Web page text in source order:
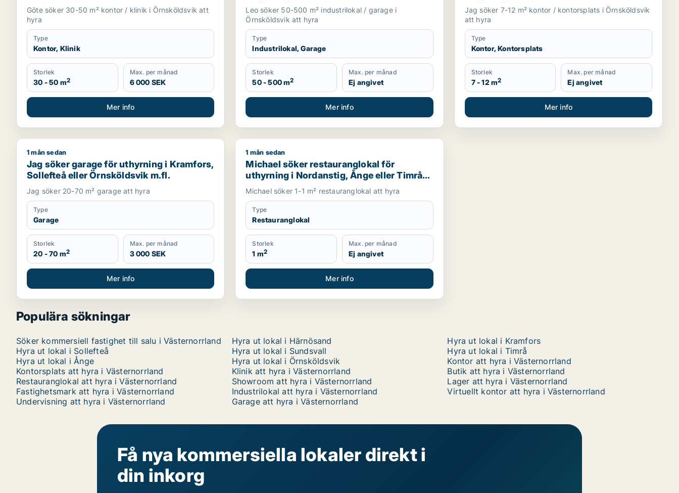
Göte söker 30-50 m² kontor / klinik i Örnsköldsvik att
hyra
Type
Kontor, Klinik
Storlek
30 - 50 m2
Max. per månad
6 000 SEK
Mer info
Leo söker 50-500 m² industrilokal / garage i
Örnsköldsvik att hyra
Type
Industrilokal, Garage
Storlek
50 - 500 m2
Max. per månad
Ej angivet
Mer info
Jag söker 7-12 m² kontor / kontorsplats i Örnsköldsvik
att hyra
Type
Kontor, Kontorsplats
Storlek
7 - 12 m2
Max. per månad
Ej angivet
Mer info
Jag söker garage för uthyrning i Kramfors, Sollefteå eller Örnsköldsvik m.fl.
1 mån sedan
Jag söker garage för uthyrning i Kramfors,
Sollefteå eller Örnsköldsvik m.fl.
Jag söker 20-70 m² garage att hyra
Type
Garage
Storlek
20 - 70 m2
Max. per månad
3 000 SEK
Mer info
Michael söker restauranglokal för uthyrning i Nordanstig, Ånge eller Timrå m.fl.
1 mån sedan
Michael söker restauranglokal för
uthyrning i Nordanstig, Ånge eller Timrå
m.fl.
Michael söker 1-1 m² restauranglokal att hyra
Type
Restauranglokal
Storlek
1 m2
Max. per månad
Ej angivet
Mer info
Populära sökningar
Söker kommersiell fastighet till salu i Västernorrland Hyra ut lokal i Härnösand
Hyra ut lokal i Kramfors
Hyra ut lokal i Sollefteå
Hyra ut lokal i Sundsvall
Hyra ut lokal i Timrå
Hyra ut lokal i Ånge
Hyra ut lokal i Örnsköldsvik
Kontor att hyra i Västernorrland
Kontorsplats att hyra i Västernorrland
Klinik att hyra i Västernorrland
Butik att hyra i Västernorrland
Restauranglokal att hyra i Västernorrland
Showroom att hyra i Västernorrland
Lager att hyra i Västernorrland
Fastighetsmark att hyra i Västernorrland
Industrilokal att hyra i Västernorrland
Virtuellt kontor att hyra i Västernorrland
Undervisning att hyra i Västernorrland
Garage att hyra i Västernorrland
Få nya kommersiella lokaler direkt i
din inkorg